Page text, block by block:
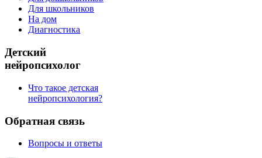
Для школьников
На дом
Диагностика
Детский
нейропсихолог
Что такое детская
нейропсихология?
Обратная связь
Вопросы и ответы